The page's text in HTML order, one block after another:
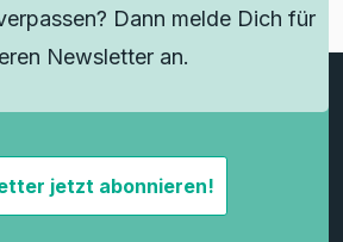
Dann melde Dich für
Newsletter an.
jetzt abonnieren!